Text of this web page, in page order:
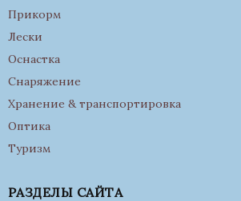
Прикорм
Лески
Оснастка
Снаряжение
Хранение & транспортировка
Оптика
Туризм
РАЗДЕЛЫ САЙТА